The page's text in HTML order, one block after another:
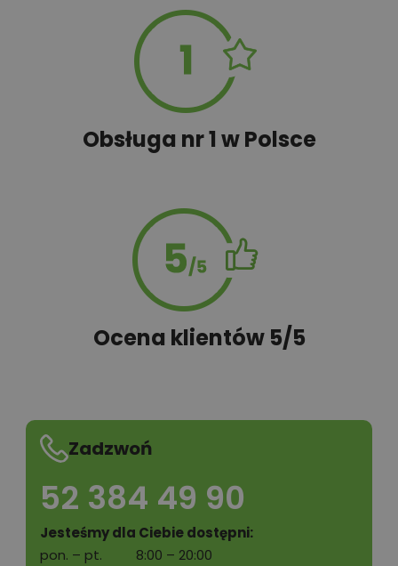
Obsługa nr 1 w Polsce
Ocena klientów 5/5
Zadzwoń
52 384 49 90
Jesteśmy dla Ciebie dostępni:
pon. – pt.
8:00 – 20:00